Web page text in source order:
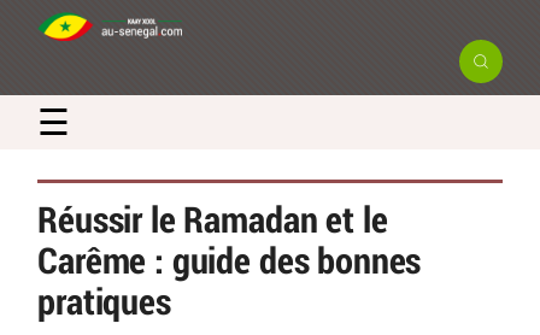
☰
Réussir le Ramadan et le
Carême : guide des bonnes
pratiques